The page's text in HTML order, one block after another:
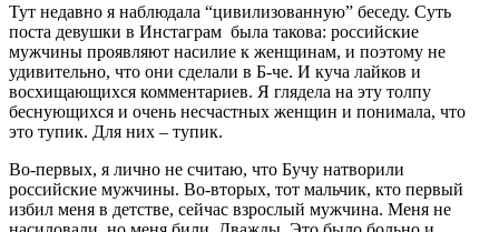
Тут недавно я наблюдала “цивилизованную” беседу. Суть
поста девушки в Инстаграм была такова: российские
мужчины проявляют насилие к женщинам, и поэтому не
удивительно, что они сделали в Б-че. И куча лайков и
восхищающихся комментариев. Я глядела на эту толпу
беснующихся и очень несчастных женщин и понимала, что
это тупик. Для них – тупик.
Во-первых, я лично не считаю, что Бучу натворили
российские мужчины. Во-вторых, тот мальчик, кто первый
избил меня в детстве, сейчас взрослый мужчина. Меня не